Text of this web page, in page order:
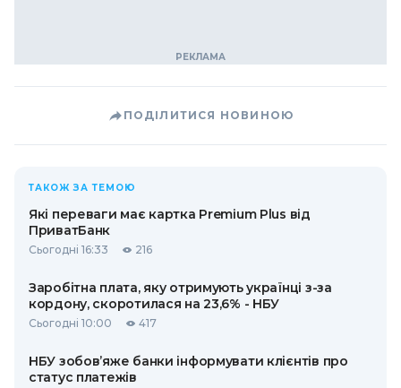
ПОДІЛИТИСЯ НОВИНОЮ
ТАКОЖ ЗА ТЕМОЮ
Які переваги має картка Premium Plus від
ПриватБанк
Сьогодні 16:33 216
Заробітна плата, яку отримують українці з-за
кордону, скоротилася на 23,6% - НБУ
Сьогодні 10:00 417
НБУ зобов’яже банки інформувати клієнтів про
статус платежів